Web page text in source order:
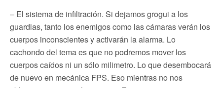
– El sistema de infiltración. Si dejamos grogui a los
guardias, tanto los enemigos como las cámaras verán los
cuerpos inconscientes y activarán la alarma. Lo
cachondo del tema es que no podremos mover los
cuerpos caídos ni un sólo milimetro. Lo que desembocará
de nuevo en mecánica FPS. Eso mientras no nos